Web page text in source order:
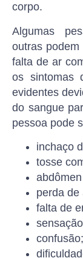
corpo.
Algumas
outras
falta de ar
os sintomas
evidentes
do sangue
pessoa pode
inchaço
tosse
perda de
falta de
confusão;